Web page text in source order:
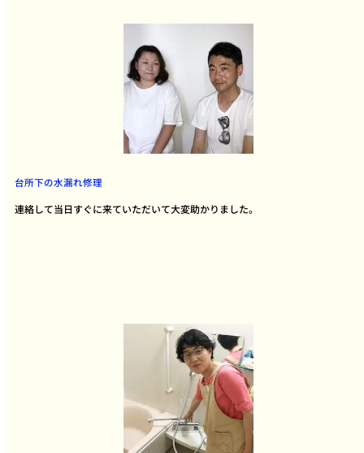
台所下の水漏れ修理
連絡して当日すぐに来ていただいて大変助かりました。